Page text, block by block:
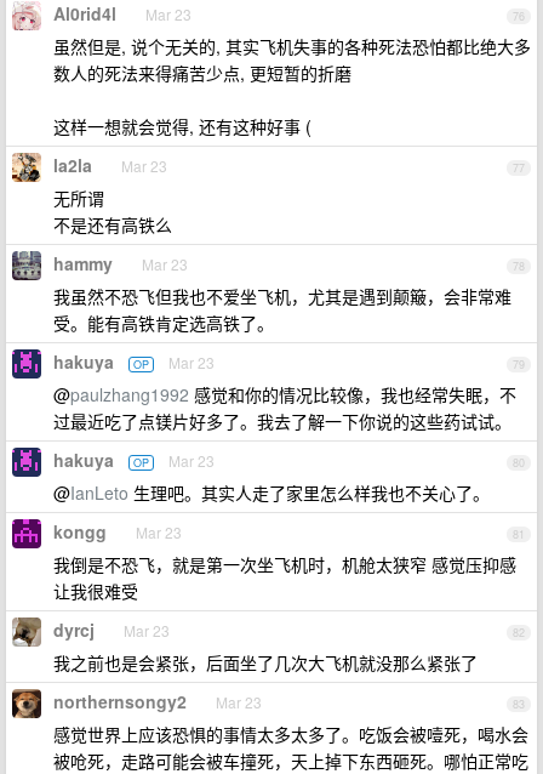
76
Al0rid4l Mar 23
虽然但是, 说个无关的, 其实飞机失事的各种死法恐怕都比绝大多
数人的死法来得痛苦少点, 更短暂的折磨
这样一想就会觉得, 还有这种好事 (
77
la2la Mar 23
无所谓
不是还有高铁么
78
hammy Mar 23
我虽然不恐飞但我也不爱坐飞机，尤其是遇到颠簸，会非常难
受。能有高铁肯定选高铁了。
79
hakuya OP Mar 23
@paulzhang1992 感觉和你的情况比较像，我也经常失眠，不
过最近吃了点镁片好多了。我去了解一下你说的这些药试试。
80
hakuya OP Mar 23
@IanLeto 生理吧。其实人走了家里怎么样我也不关心了。
81
kongg Mar 23
我倒是不恐飞，就是第一次坐飞机时，机舱太狭窄 感觉压抑感
让我很难受
82
dyrcj Mar 23
我之前也是会紧张，后面坐了几次大飞机就没那么紧张了
83
northernsongy2 Mar 23
感觉世界上应该恐惧的事情太多太多了。吃饭会被噎死，喝水会
被呛死，走路可能会被车撞死，天上掉下东西砸死。哪怕正常吃